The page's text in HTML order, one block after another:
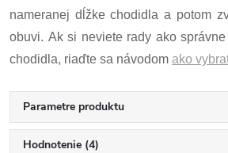
nameranej dĺžke chodidla a potom
obuvi. Ak si neviete rady ako
chodidla, riaďte sa návodom ako
Parametre produktu
Hodnotenie (4)